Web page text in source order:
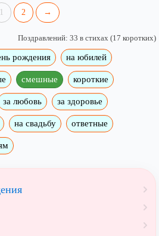
1 2 →
Поздравлений: 33 в стихах (17 коротких)
рождения на юбилей
смешные короткие
за любовь за здоровье
на свадьбу ответные